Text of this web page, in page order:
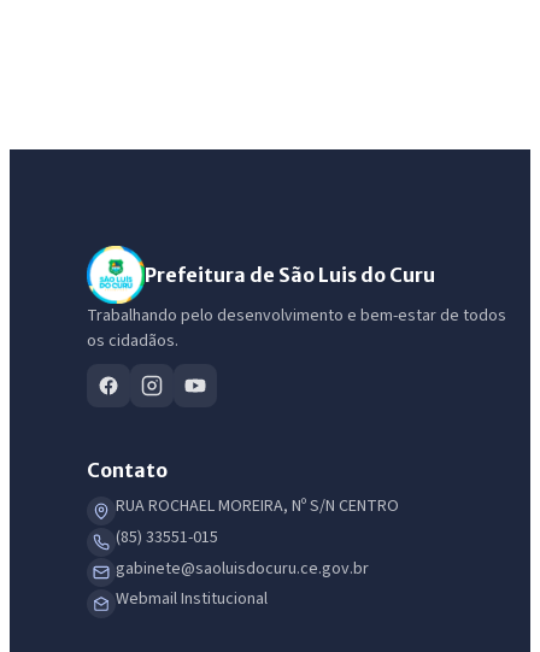
Prefeitura de São Luis do Curu
Trabalhando pelo desenvolvimento e bem-estar de todos
os cidadãos.
Contato
RUA ROCHAEL MOREIRA, Nº S/N CENTRO
(85) 33551-015
gabinete@saoluisdocuru.ce.gov.br
Webmail Institucional